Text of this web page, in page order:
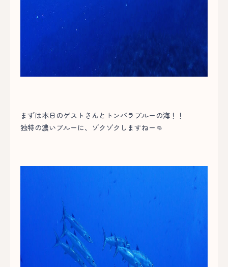
まずは本日のゲストさんとトンバラブルーの海！！
独特の濃いブルーに、ゾクゾクしますねー👊